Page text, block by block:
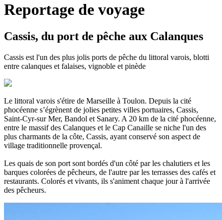
Reportage de voyage
Cassis, du port de pêche aux Calanques
Cassis est l'un des plus jolis ports de pêche du littoral varois, blotti
entre calanques et falaises, vignoble et pinède
Le littoral varois s'étire de Marseille à Toulon. Depuis la cité
phocéenne s’égrènent de jolies petites villes portuaires, Cassis,
Saint-Cyr-sur Mer, Bandol et Sanary. A 20 km de la cité phocéenne,
entre le massif des Calanques et le Cap Canaille se niche l'un des
plus charmants de la côte, Cassis, ayant conservé son aspect de
village traditionnelle provençal.
Les quais de son port sont bordés d'un côté par les chalutiers et les
barques colorées de pêcheurs, de l'autre par les terrasses des cafés et
restaurants. Colorés et vivants, ils s'animent chaque jour à l'arrivée
des pêcheurs.